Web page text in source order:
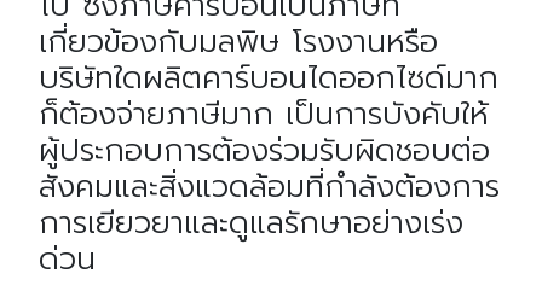
เกี่ยวข้องกับมลพิษ โรงงานหรือ
บริษัทใดผลิตคาร์บอนไดออกไซด์มาก
ก็ต้องจ่ายภาษีมาก เป็นการบังคับให้
ผู้ประกอบการต้องร่วมรับผิดชอบต่อ
สังคมและสิ่งแวดล้อมที่กำลังต้องการ
การเยียวยาและดูแลรักษาอย่างเร่ง
ด่วน